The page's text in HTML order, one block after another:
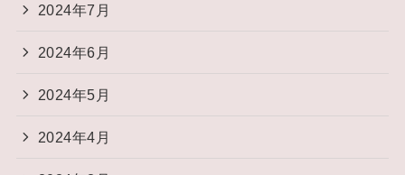
2024年7月
2024年6月
2024年5月
2024年4月